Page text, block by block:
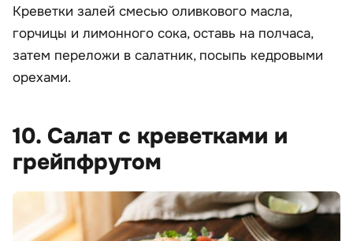
Креветки залей смесью оливкового масла,
горчицы и лимонного сока, оставь на полчаса,
затем переложи в салатник, посыпь кедровыми
орехами.
10. Салат с креветками и
грейпфрутом